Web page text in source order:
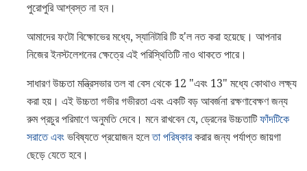
পুরোপুরি আশ্বস্ত না হন।
আমাদের ফটো বিক্ষোভের মধ্যে, স্যানিটারি টি হ'ল নত করা হয়েছে। আপনার
নিজের ইনস্টলেশনের ক্ষেত্রে এই পরিস্থিতিটি নাও থাকতে পারে।
সাধারণ উচ্চতা মন্ত্রিসভার তল বা বেস থেকে 12 "এবং 13" মধ্যে কোথাও লক্ষ্য
করা হয়। এই উচ্চতা গভীর গভীরতা এবং একটি বড় আবর্জনা রক্ষণাবেক্ষণ জন্য
রুম প্রচুর পরিমাণে অনুমতি দেবে। মনে রাখবেন যে, ড্রেনের উচ্চতাটিফাঁদটিকে
সরাতে এবং ভবিষ্যতে প্রয়োজন হলেতা পরিষ্কারকরার জন্য পর্যাপ্ত জায়গা
ছেড়ে যেতে হবে।